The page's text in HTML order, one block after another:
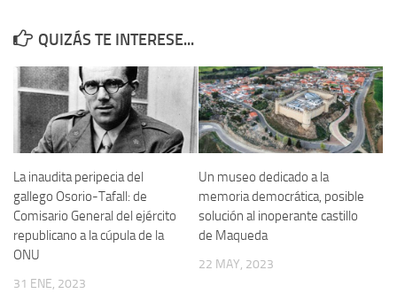
QUIZÁS TE INTERESE...
La inaudita peripecia del
gallego Osorio-Tafall: de
Comisario General del ejército
republicano a la cúpula de la
ONU
31 ENE, 2023
Un museo dedicado a la
memoria democrática, posible
solución al inoperante castillo
de Maqueda
22 MAY, 2023